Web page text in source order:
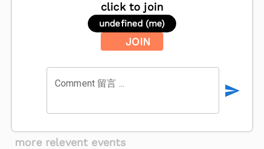
click to join
undefined (me)
JOIN
Comment 留言 ...
more relevent events